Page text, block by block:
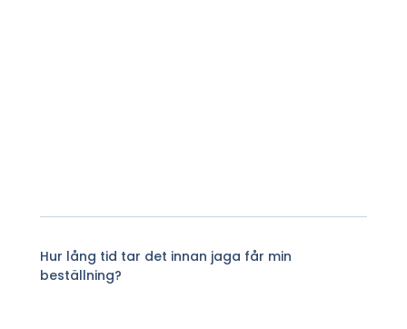
Hur lång tid tar det innan jaga får min
beställning?